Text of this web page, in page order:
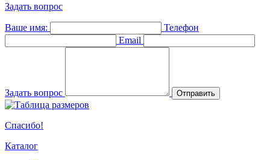
Задать вопрос
Ваше имя:
Телефон
Email
Задать вопрос Отправить
Спасибо!
Каталог